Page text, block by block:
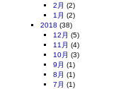
2月 (2)
1月 (2)
2018 (38)
12月 (5)
11月 (4)
10月 (3)
9月 (1)
8月 (1)
7月 (1)